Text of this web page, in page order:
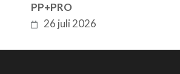
PP+PRO
26 juli 2026